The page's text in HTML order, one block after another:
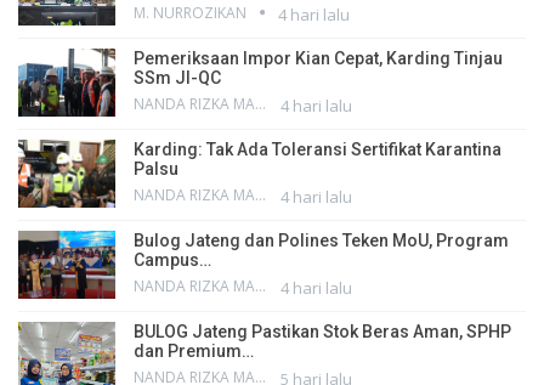
M. NURROZIKAN 4 hari lalu
Pemeriksaan Impor Kian Cepat, Karding Tinjau
SSm JI-QC
NANDA RIZKA MAHENDRA 4 hari lalu
Karding: Tak Ada Toleransi Sertifikat Karantina
Palsu
NANDA RIZKA MAHENDRA 4 hari lalu
Bulog Jateng dan Polines Teken MoU, Program
Campus…
NANDA RIZKA MAHENDRA 4 hari lalu
BULOG Jateng Pastikan Stok Beras Aman, SPHP
dan Premium…
NANDA RIZKA MAHENDRA 5 hari lalu